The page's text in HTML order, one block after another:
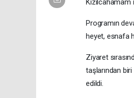
Kızılcahamam
Programın
heyet, esnafa
Ziyaret
taşlarından
edildi.